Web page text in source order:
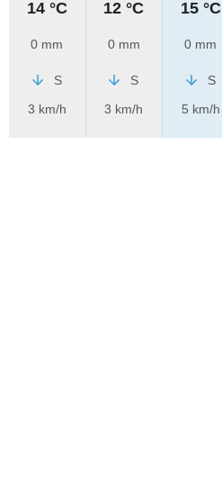
14 °C
0 mm
S
3 km/h
12 °C
0 mm
S
3 km/h
15 °C
0 mm
S
5 km/h